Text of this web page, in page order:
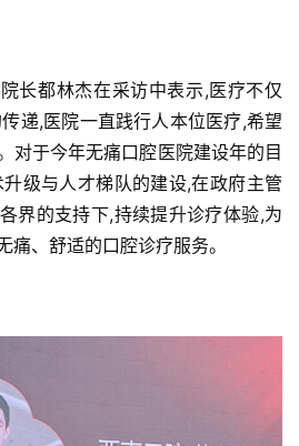
长都林杰在采访中表示,医疗不仅
递,医院一直践行人本位医疗,希望
对于今年无痛口腔医院建设年的目
级与人才梯队的建设,在政府主管
界的支持下,持续提升诊疗体验,为
痛、舒适的口腔诊疗服务。